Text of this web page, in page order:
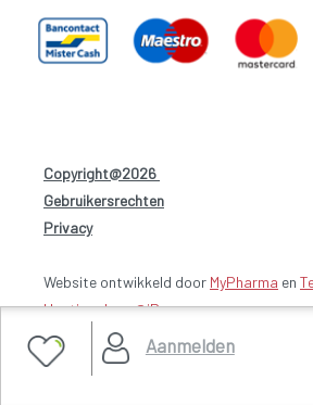
Aanmelden
Copyright@2026
Gebruikersrechten
Privacy-
Website ontwikkeld door MyPharma en
Hosting door @iPower